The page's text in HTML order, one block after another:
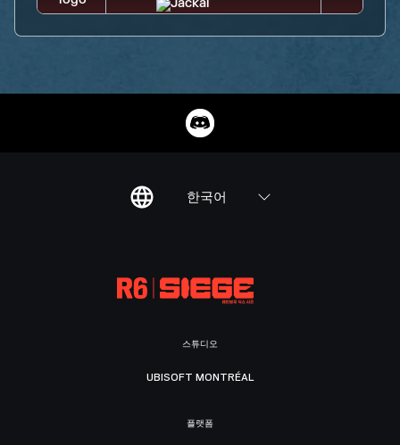
한국어
스튜디오
UBISOFT MONTRÉAL
플랫폼